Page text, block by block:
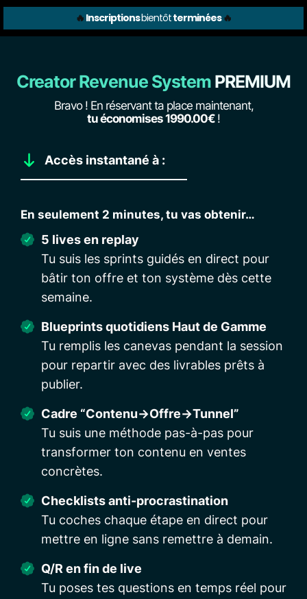
🔥 Inscriptionsbientôtterminées🔥
Creator Revenue System PREMIUM
Bravo ! En réservant ta place maintenant,
tu économises 1990.00€ !
Accès instantané à :
En seulement 2 minutes, tu vas obtenir…
5 lives en replay
Tu suis les sprints guidés en direct pour
bâtir ton offre et ton système dès cette
semaine.
Blueprints quotidiens Haut de Gamme
Tu remplis les canevas pendant la session
pour repartir avec des livrables prêts à
publier.
Cadre “Contenu→Offre→Tunnel”
Tu suis une méthode pas-à-pas pour
transformer ton contenu en ventes
concrètes.
Checklists anti-procrastination
Tu coches chaque étape en direct pour
mettre en ligne sans remettre à demain.
Q/R en fin de live
Tu poses tes questions en temps réel pour